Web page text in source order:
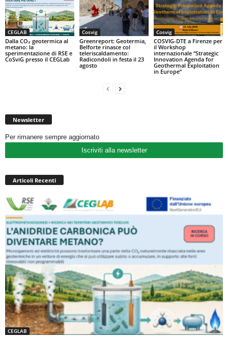
CEGLAB
Dalla CO₂ geotermica al
metano: la
sperimentazione di RSE e
CoSviG presso il CEGLab
Cosvig
Greenreport: Geotermia,
Belforte rinasce col
teleriscaldamento:
Radicondoli in festa il 23
agosto
Cosvig
COSVIG-DTE a Firenze per
il Workshop
internazionale “Strategic
Innovation Agenda for
Geothermal Exploitation
in Europe”
Newsletter
Per rimanere sempre aggiornato
Iscriviti alla newsletter
Articoli Recenti
CEGLAB